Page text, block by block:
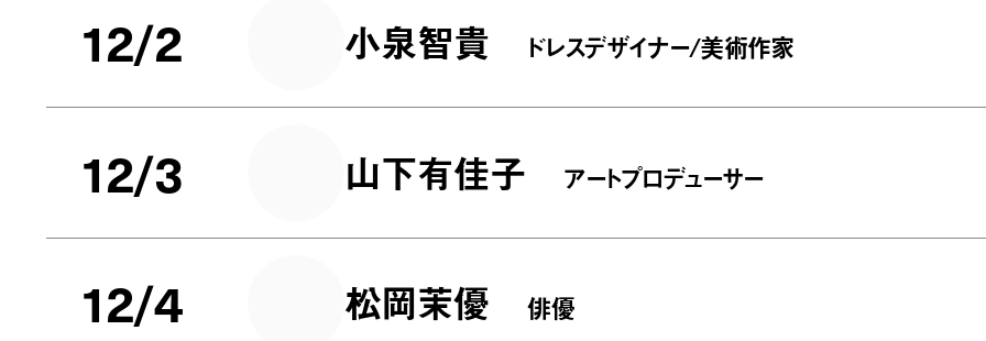
12/2 小泉智貴 ドレスデザイナー/美術作家
12/3 山下有佳子 アートプロデューサー
12/4 松岡茉優 俳優